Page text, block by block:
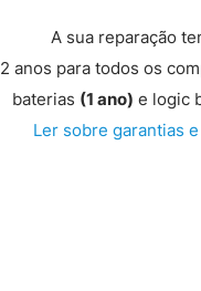
A sua reparação
2 anos para todos os
baterias (1 ano) e logic
Ler sobre garantias